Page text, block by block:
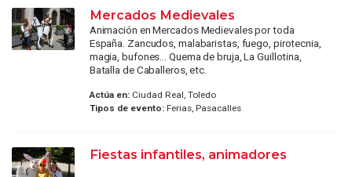
Mercados Medievales
Animación en Mercados Medievales por toda
España. Zancudos, malabaristas, fuego, pirotecnia,
magia, bufones... Quema de bruja, La Guillotina,
Batalla de Caballeros, etc.
Actúa en:Ciudad Real, Toledo
Tipos de evento:Ferias, Pasacalles
Fiestas infantiles, animadores